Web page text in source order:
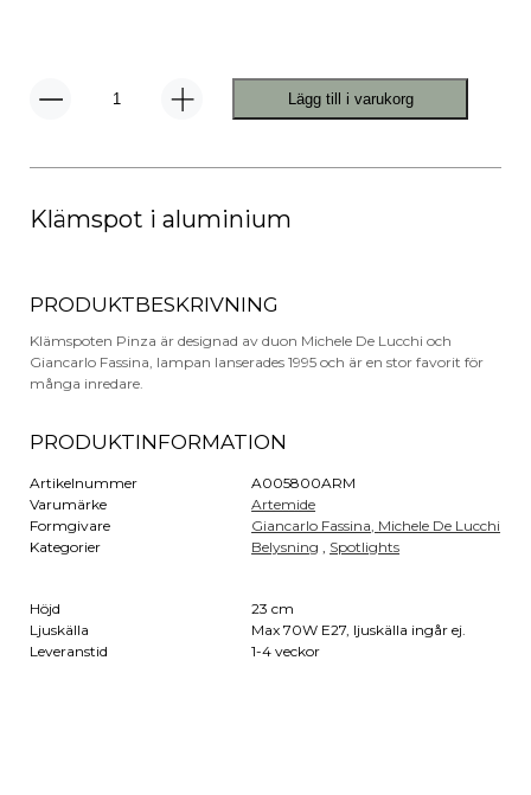
Tolomeo
Lägg till i varukorg
Klämspot i aluminium
PRODUKTBESKRIVNING
Klämspoten Pinza är designad av duon Michele De Lucchi och
Giancarlo Fassina, lampan lanserades 1995 och är en stor favorit för
många inredare.
PRODUKTINFORMATION
Artikelnummer
A005800ARM
Varumärke
Artemide
Formgivare
Giancarlo Fassina, Michele De Lucchi
Kategorier
Belysning , Spotlights
Höjd
23 cm
Ljuskälla
Max 70W E27, ljuskälla ingår ej.
Leveranstid
1-4 veckor